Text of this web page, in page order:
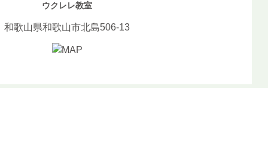
ウクレレ教室
和歌山県和歌山市北島506-13